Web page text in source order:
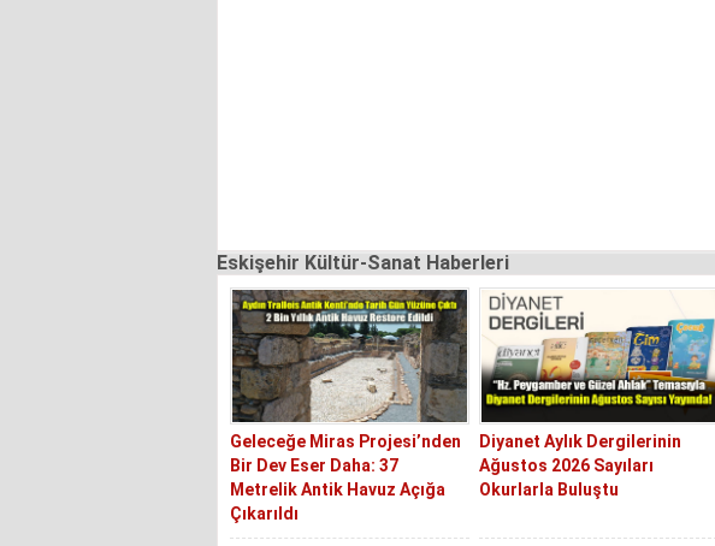
Eskişehir Kültür-Sanat Haberleri
Geleceğe Miras Projesi’nden
Bir Dev Eser Daha: 37
Metrelik Antik Havuz Açığa
Çıkarıldı
Diyanet Aylık Dergilerinin
Ağustos 2026 Sayıları
Okurlarla Buluştu